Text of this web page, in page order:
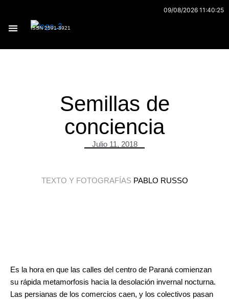
contenido
09/08/2026 11:40:25
ISSN 2591-3921
Semillas de
conciencia
Julio 11, 2018
TEXTO Y FOTOGRAFÍASPABLO RUSSO
Es la hora en que las calles del centro de Paraná comienzan
su rápida metamorfosis hacia la desolación invernal nocturna.
Las persianas de los comercios caen, y los colectivos pasan